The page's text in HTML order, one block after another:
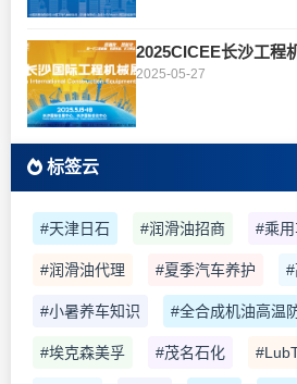
2025CICEE长沙工程
2025-05-27
标签云
#天津日石 #润滑油招商 #乘
#润滑油代理 #夏季汽车养护
#小暑养车知识 #全合成机油高温
#埃克森美孚 #茂名石化